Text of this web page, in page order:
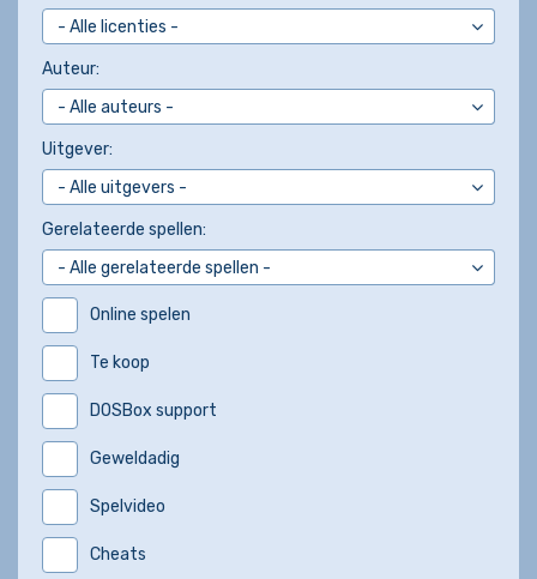
Auteur:
Uitgever:
Gerelateerde spellen:
Online spelen
Te koop
DOSBox support
Geweldadig
Spelvideo
Cheats